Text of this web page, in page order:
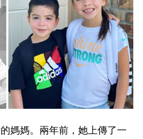
媽媽。兩年前，她上傳了一